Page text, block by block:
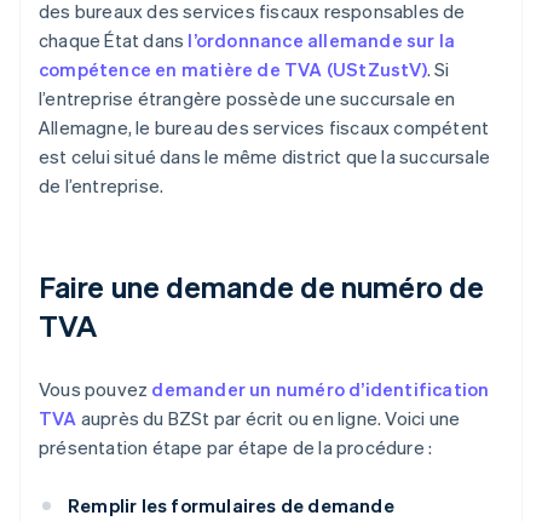
des bureaux des services fiscaux responsables de
chaque État dans l’ordonnance allemande sur la
compétence en matière de TVA (UStZustV). Si
l’entreprise étrangère possède une succursale en
Allemagne, le bureau des services fiscaux compétent
est celui situé dans le même district que la succursale
de l’entreprise.
Faire une demande de numéro de
TVA
Vous pouvez demander un numéro d’identification
TVA auprès du BZSt par écrit ou en ligne. Voici une
présentation étape par étape de la procédure :
Remplir les formulaires de demande